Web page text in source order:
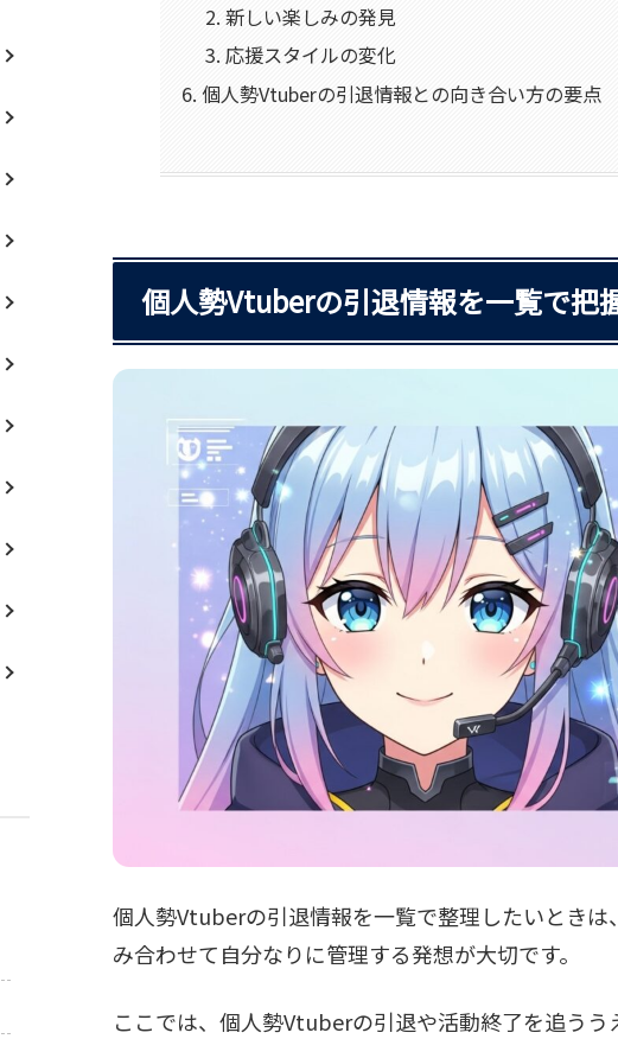
新しい楽しみの発見
応援スタイルの変化
個人勢Vtuberの引退情報との向き合い方の要点
個人勢Vtuberの引退情報を一覧で把
個人勢Vtuberの引退情報を一覧で整理したいとき
み合わせて自分なりに管理する発想が大切です。
ここでは、個人勢Vtuberの引退や活動終了を追う